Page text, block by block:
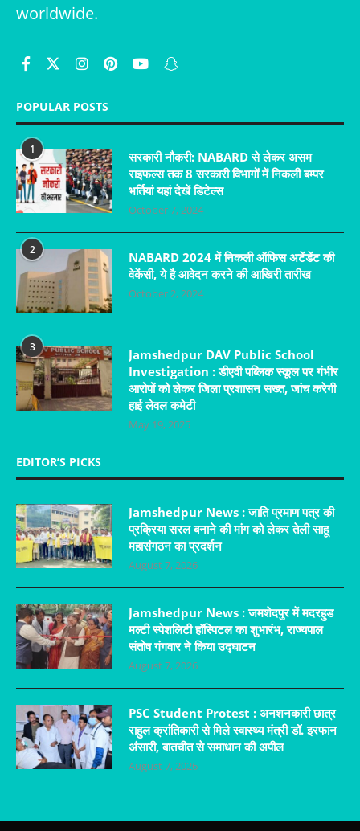
worldwide.
POPULAR POSTS
1
सरकारी नौकरी: NABARD से लेकर असम
राइफल्स तक 8 सरकारी विभागों में निकली बम्पर
भर्तियां यहां देखें डिटेल्स
October 7, 2024
2
NABARD 2024 में निकली ऑफिस अटेंडेंट की
वेकेंसी, ये है आवेदन करने की आखिरी तारीख
October 2, 2024
3
Jamshedpur DAV Public School
Investigation : डीएवी पब्लिक स्कूल पर गंभीर
आरोपों को लेकर जिला प्रशासन सख्त, जांच करेगी
हाई लेवल कमेटी
May 19, 2025
EDITOR’S PICKS
Jamshedpur News : जाति प्रमाण पत्र की
प्रक्रिया सरल बनाने की मांग को लेकर तेली साहू
महासंगठन का प्रदर्शन
August 7, 2026
Jamshedpur News : जमशेदपुर में मदरहुड
मल्टी स्पेशलिटी हॉस्पिटल का शुभारंभ, राज्यपाल
संतोष गंगवार ने किया उद्घाटन
August 7, 2026
PSC Student Protest : अनशनकारी छात्र
राहुल क्रांतिकारी से मिले स्वास्थ्य मंत्री डॉ. इरफान
अंसारी, बातचीत से समाधान की अपील
August 7, 2026